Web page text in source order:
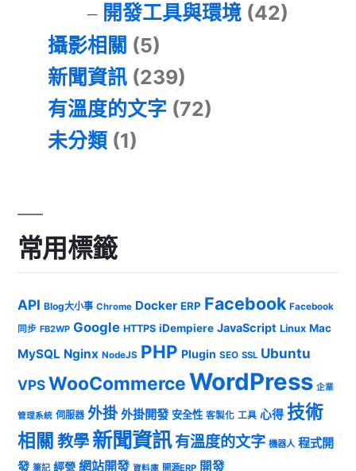
開發工具與環境(42)
攝影相關 (5)
新聞資訊 (239)
有溫度的文字 (72)
未分類 (1)
常用標籤
API Blog大小事 Chrome Docker ERP Facebook Facebook
同步 FB2WP Google HTTPS iDempiere JavaScript Linux Mac
MySQL Nginx NodeJS PHP Plugin SEO SSL Ubuntu
VPSWooCommerceWordPress 企業
管理系統 伺服器 外掛 外掛開發 安全性 客製化 工具 心得 技術
相關 教學 新聞資訊有溫度的文字 機器人 程式開
發 筆記 經營 網站開發 資料庫 開源ERP 開發